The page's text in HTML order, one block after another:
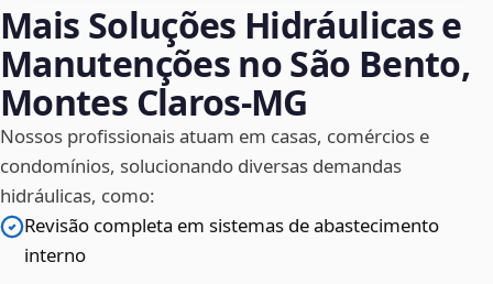
Mais Soluções Hidráulicas e
Manutenções no São Bento,
Montes Claros‑MG
Nossos profissionais atuam em casas, comércios e
condomínios, solucionando diversas demandas
hidráulicas, como:
Revisão completa em sistemas de abastecimento
interno